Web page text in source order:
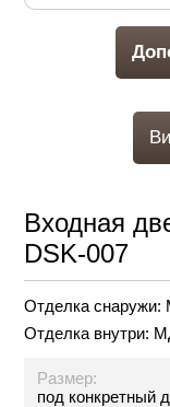
Входная
DSK-007
Отделка снаружи:
Отделка внутри:
Размер:
под конкретный